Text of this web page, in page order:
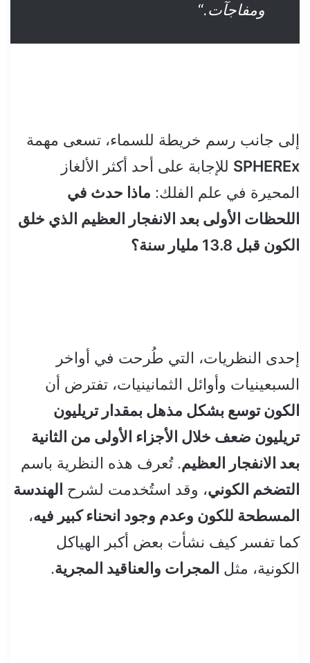
ومفاجآت.“
إلى جانب رسم خريطة للسماء، تسعى مهمة
SPHEREx للإجابة على أحد أكثر الألغاز
المحيرة في علم الفلك: ماذا حدث في
اللحظات الأولى بعد الانفجار العظيم الذي خلق
الكون قبل 13.8 مليار سنة؟
إحدى النظريات، التي طُرحت في أواخر
السبعينيات وأوائل الثمانينيات، تفترض أن
الكون توسع بشكل مذهل بمقدار تريليون
تريليون ضعف خلال الأجزاء الأولى من الثانية
بعد الانفجار العظيم. تُعرف هذه النظرية باسم
التضخم الكوني، وقد استُخدمت لشرح الهندسة
المسطحة للكون وعدم وجود انحناء كبير فيه،
كما تفسر كيف نشأت بعض أكبر الهياكل
الكونية، مثل المجرات والعناقيد المجرية.